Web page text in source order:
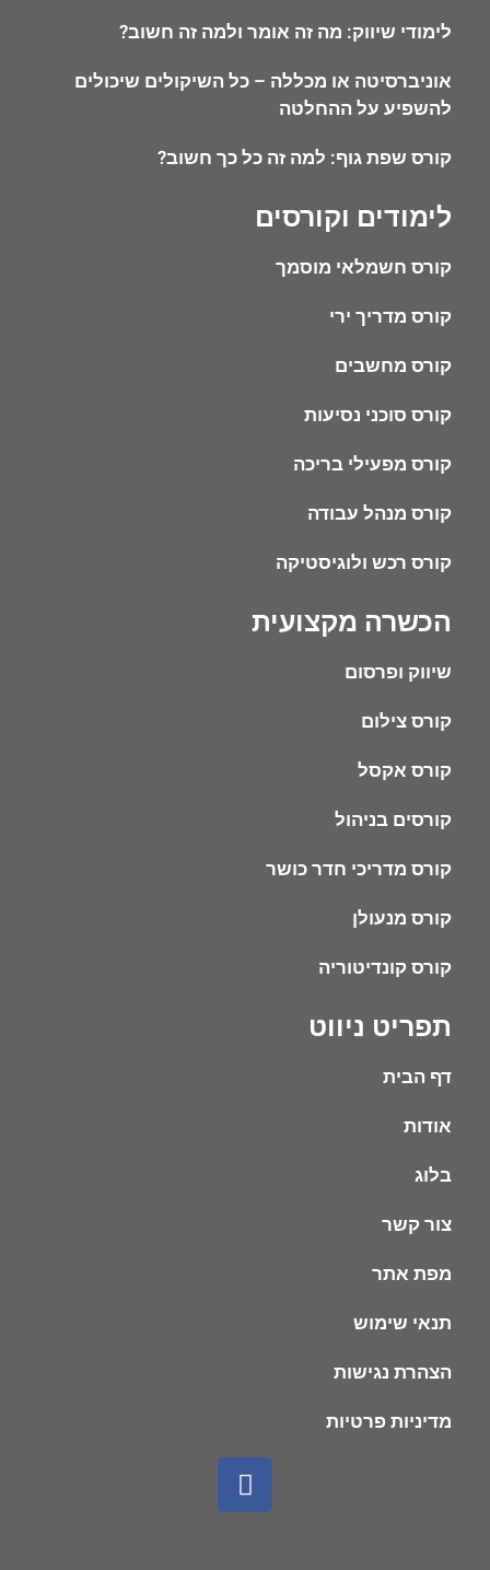
תפריט ניווט
דף הבית
אודות
בלוג
צור קשר
מפת אתר
תנאי שימוש
הצהרת נגישות
מדיניות פרטיות
הכשרה מקצועית
שיווק ופרסום
קורס צילום
קורס אקסל
קורסים בניהול
קורס מדריכי חדר כושר
קורס מנעולן
קורס קונדיטוריה
לימודים וקורסים
קורס חשמלאי מוסמך
קורס מדריך ירי
קורס מחשבים
קורס סוכני נסיעות
קורס מפעילי בריכה
קורס מנהל עבודה
קורס רכש ולוגיסטיקה
לימודי שיווק: מה זה אומר ולמה זה חשוב?
אוניברסיטה או מכללה – כל השיקולים שיכולים
להשפיע על ההחלטה
קורס שפת גוף: למה זה כל כך חשוב?